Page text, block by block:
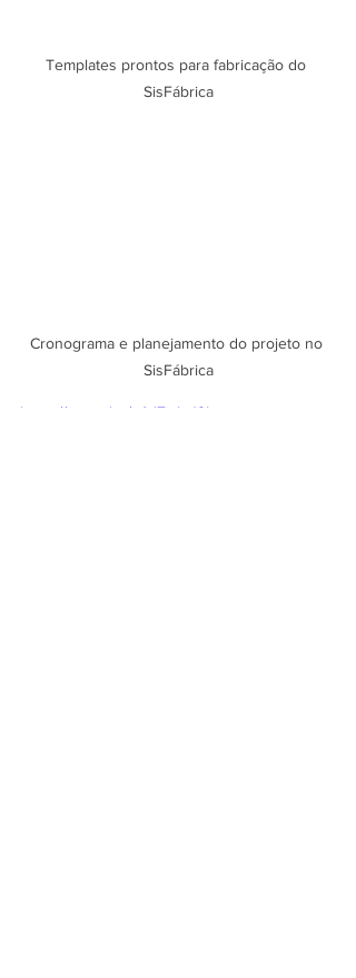
Templates prontos para fabricação do
SisFábrica
Cronograma e planejamento do projeto no
SisFábrica
https://youtu.be/s4dZjyI_J9I